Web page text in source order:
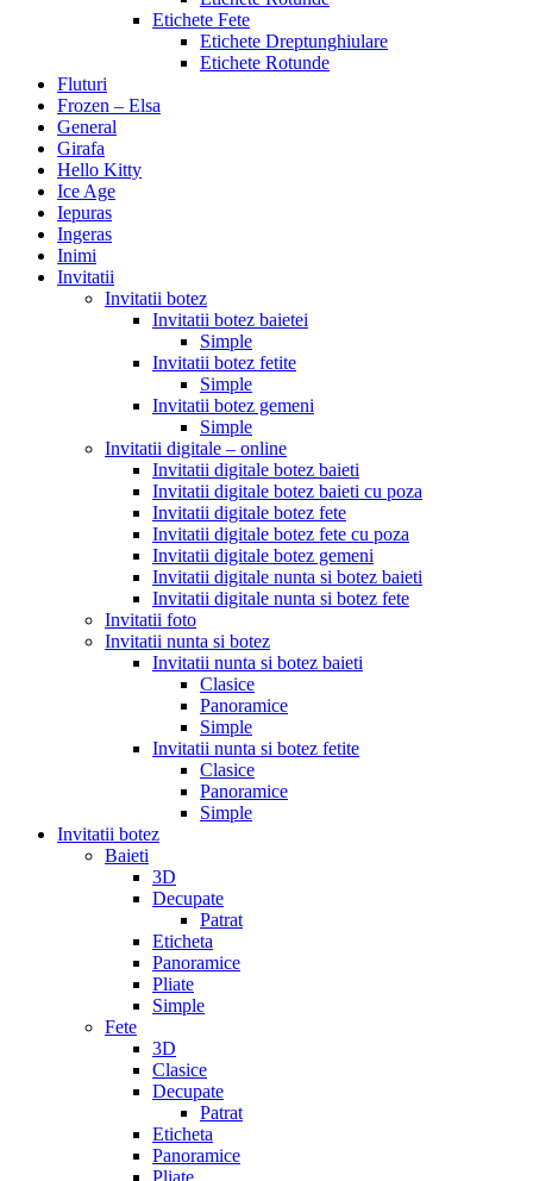
Etichete Fete
Etichete Dreptunghiulare
Etichete Rotunde
Fluturi
Frozen – Elsa
General
Girafa
Hello Kitty
Ice Age
Iepuras
Ingeras
Inimi
Invitatii
Invitatii botez
Invitatii botez baietei
Simple
Invitatii botez fetite
Simple
Invitatii botez gemeni
Simple
Invitatii digitale – online
Invitatii digitale botez baieti
Invitatii digitale botez baieti cu poza
Invitatii digitale botez fete
Invitatii digitale botez fete cu poza
Invitatii digitale botez gemeni
Invitatii digitale nunta si botez baieti
Invitatii digitale nunta si botez fete
Invitatii foto
Invitatii nunta si botez
Invitatii nunta si botez baieti
Clasice
Panoramice
Simple
Invitatii nunta si botez fetite
Clasice
Panoramice
Simple
Invitatii botez
Baieti
3D
Decupate
Patrat
Eticheta
Panoramice
Pliate
Simple
Fete
3D
Clasice
Decupate
Patrat
Eticheta
Panoramice
Pliate